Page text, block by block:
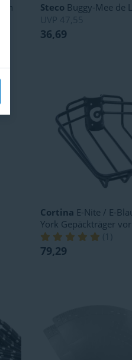
Steco Buggy-Mee de
UVP 47,55
36,69
Cortina E-Nite / E-
York Gepäckträger
(
79,29